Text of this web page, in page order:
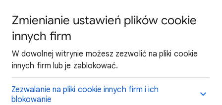
Zmienianie ustawień plików cookie
innych firm
W dowolnej witrynie możesz zezwolić na pliki cookie
innych firm lub je zablokować.
Zezwalanie na pliki cookie innych firm i ich
blokowanie